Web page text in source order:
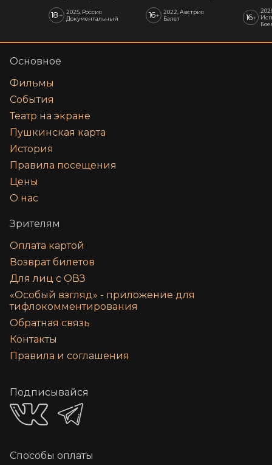
18 + 2025, Россия
Документальный
16+
2022, Австрия
Балет
16+
Основное
Фильмы
События
Театр на экране
Пушкинская карта
История
Правила посещения
Цены
О нас
Зрителям
Оплата картой
Возврат билетов
Для лиц с ОВЗ
«‎Особый взгляд» - приложение для
тифлокомментирования
Обратная связь
Контакты
Правила и соглашения
Подписывайся
Способы оплаты